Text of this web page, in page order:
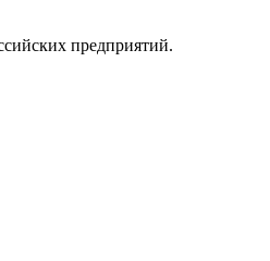
предприятий.